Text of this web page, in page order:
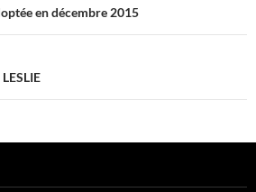
en décembre 2015